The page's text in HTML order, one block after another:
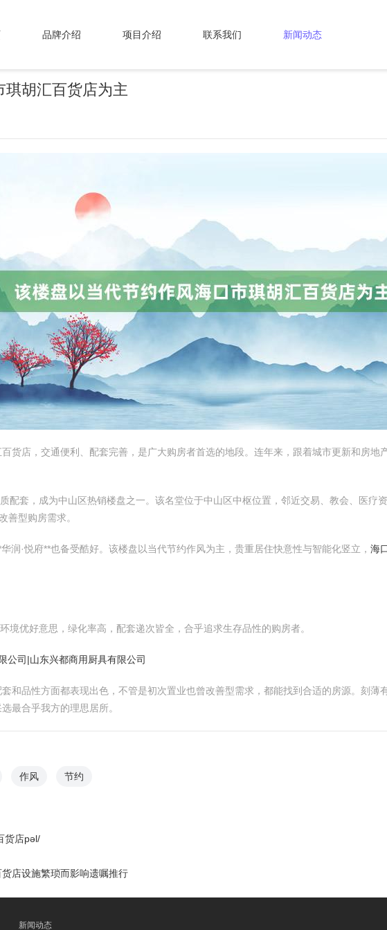
品牌介绍 项目介绍 联系我们 新闻动态
胡汇百货店为主
货店，交通便利、配套完善，是广大购房者首选的地段。连年来，跟着城市更新和房
配套，成为中山区热销楼盘之一。该名堂位于中山区中枢位置，邻近交易、教会、医疗资
善型购房需求。
华润·悦府**也备受酷好。该楼盘以当代节约作风为主，贵重居住快意性与智能化竖立， 海
境优好意思，绿化率高，配套递次皆全，合乎追求生存品性的购房者。
公司|山东兴都商用厨具有限公司
和品性方面都表现出色，不管是初次置业也曾改善型需求，都能找到合适的房源。刻薄
最合乎我方的理思居所。
作风 节约
货店pəl/
店设施繁琐而影响遗嘱推行
新闻动态